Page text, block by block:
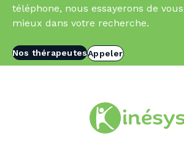
téléphone, nous essayerons de
mieux dans votre recherche.
Nos thérapeutesAppeler